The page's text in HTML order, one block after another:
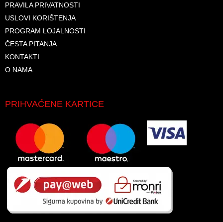
PRAVILA PRIVATNOSTI
USLOVI KORIŠTENJA
PROGRAM LOJALNOSTI
ČESTA PITANJA
KONTAKTI
O NAMA
PRIHVAĆENE KARTICE